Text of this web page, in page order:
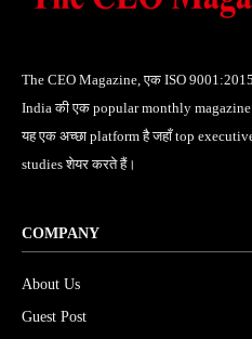
The CEO Magazine, एक ISO
India की एक popular monthly
यह एक अच्छा platform है जहाँ top
studies शेयर करते हैं।
COMPANY
About Us
Guest Post